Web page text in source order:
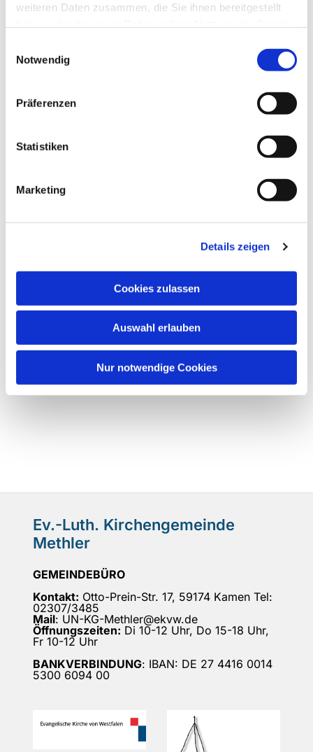
weiteren Daten zusammen, die Sie ihnen bereitgestellt
Notwendig
Präferenzen
Statistiken
Marketing
Details zeigen
Cookies zulassen
Auswahl erlauben
Nur notwendige Cookies
Ev.-Luth. Kirchengemeinde
Methler
GEMEINDEBÜRO
Kontakt: Otto-Prein-Str. 17, 59174 Kamen Tel:
02307/3485
Mail: UN-KG-Methler@ekvw.de
Öffnungszeiten: Di 10-12 Uhr, Do 15-18 Uhr,
Fr 10-12 Uhr
BANKVERBINDUNG: IBAN: DE 27 4416 0014
5300 6094 00